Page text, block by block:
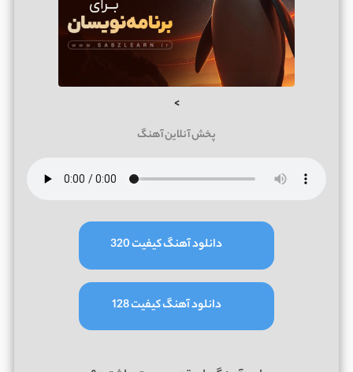
>
پخش آنلاین آهنگ
دانلود آهنگ کیفیت 320
دانلود آهنگ کیفیت 128